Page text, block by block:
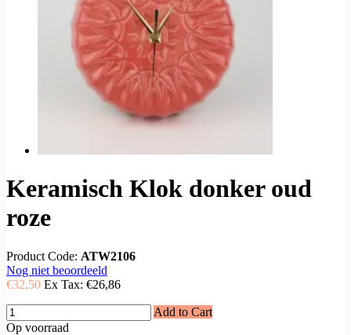
Keramisch Klok donker oud
roze
Product Code: ATW2106
Nog niet beoordeeld
€32,50 Ex Tax: €26,86
Add to Cart
Op voorraad